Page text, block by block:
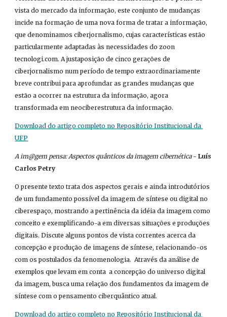
vista do mercado da informação, este conjunto de mudanças
incide na formação de uma nova forma de tratar a informação,
que denominamos ciberjornalismo, cujas características estão
particularmente adaptadas às necessidades do zoon
tecnologi.com. A justaposição de cinco gerações de
ciberjornalismo num período de tempo extraordinariamente
breve contribui para aprofundar as grandes mudanças que
estão a ocorrer na estrutura da informação, agora
transformada em neociberestrutura da informação.
Download do artigo completo no Repositório Institucional da
UFP
A im@gem pensa: Aspectos quânticos da imagem cibernética - Luís
Carlos Petry
O presente texto trata dos aspectos gerais e ainda introdutórios
de um fundamento possível da imagem de síntese ou digital no
ciberespaço, mostrando a pertinência da idéia da imagem como
conceito e exemplificando-a em diversas situações e produções
digitais. Discute alguns pontos de vista correntes acerca da
concepção e produção de imagens de síntese, relacionando-os
com os postulados da fenomenologia.  Através da análise de
exemplos que levam em conta  a concepção do universo digital
da imagem, busca uma relação dos fundamentos da imagem de
síntese com o pensamento ciberquântico atual.
Download do artigo completo no Repositório Institucional da